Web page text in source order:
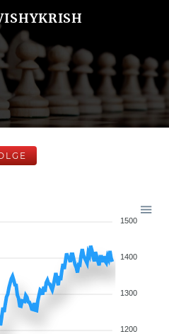
1500
1400
1300
1200